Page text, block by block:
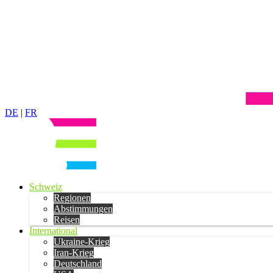
DE | FR
Schweiz
Regionen
Abstimmungen
Reisen
International
Ukraine-Krieg
Iran-Krieg
Deutschland